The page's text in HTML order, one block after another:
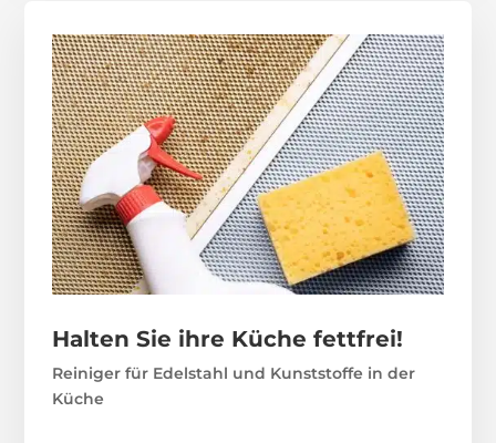
Halten Sie ihre Küche fettfrei!
Reiniger für Edelstahl und Kunststoffe in der
Küche